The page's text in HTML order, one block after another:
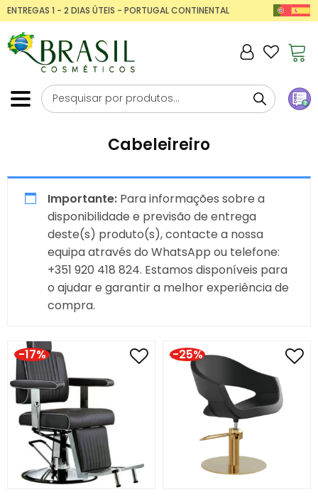
ENTREGAS 1 - 2 DIAS ÚTEIS - PORTUGAL CONTINENTAL
Cabeleireiro
Importante: Para informações sobre a
disponibilidade e previsão de entrega
deste(s) produto(s), contacte a nossa
equipa através do WhatsApp ou telefone:
+351 920 418 824. Estamos disponíveis para
o ajudar e garantir a melhor experiência de
compra.
-17% -25%